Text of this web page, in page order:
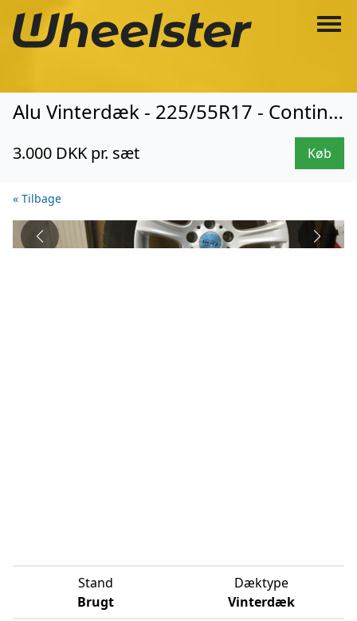
Alu Vinterdæk - 225/55R17 - Continental (473)
3.000 DKK pr. sæt Køb
« Tilbage
Stand
Brugt
Dæktype
Vinterdæk